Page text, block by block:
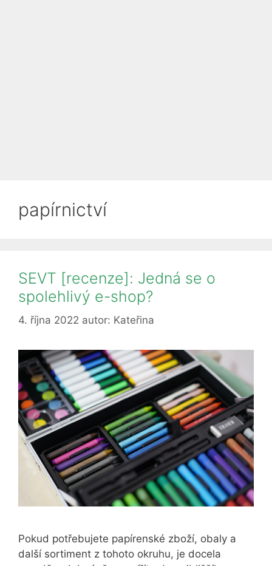
papírnictví
SEVT [recenze]: Jedná se o
spolehlivý e-shop?
4. října 2022 autor: Kateřina
Pokud potřebujete papírenské zboží, obaly a
další sortiment z tohoto okruhu, je docela